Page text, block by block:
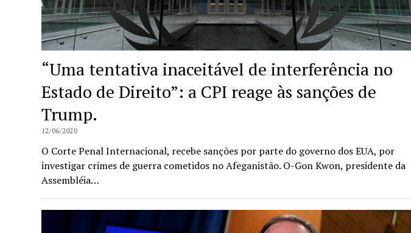
“Uma tentativa inaceitável de interferência no
Estado de Direito”: a CPI reage às sanções de
Trump.
12/06/2020
O Corte Penal Internacional, recebe sanções por parte do governo dos EUA, por
investigar crimes de guerra cometidos no Afeganistão. O-Gon Kwon, presidente da
Assembléia…